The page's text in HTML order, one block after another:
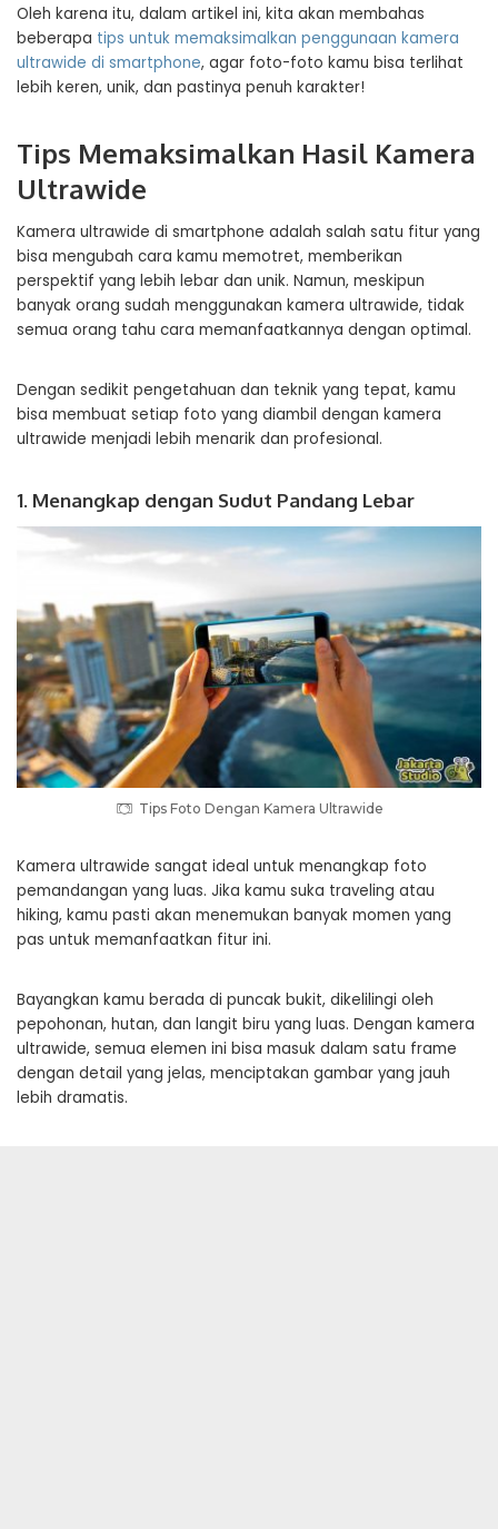
Oleh karena itu, dalam artikel ini, kita akan membahas
beberapa tips untuk memaksimalkan penggunaan kamera
ultrawide di smartphone, agar foto-foto kamu bisa terlihat
lebih keren, unik, dan pastinya penuh karakter!
Tips Memaksimalkan Hasil Kamera
Ultrawide
Kamera ultrawide di smartphone adalah salah satu fitur yang
bisa mengubah cara kamu memotret, memberikan
perspektif yang lebih lebar dan unik. Namun, meskipun
banyak orang sudah menggunakan kamera ultrawide, tidak
semua orang tahu cara memanfaatkannya dengan optimal.
Dengan sedikit pengetahuan dan teknik yang tepat, kamu
bisa membuat setiap foto yang diambil dengan kamera
ultrawide menjadi lebih menarik dan profesional.
1. Menangkap dengan Sudut Pandang Lebar
Tips Foto Dengan Kamera Ultrawide
Kamera ultrawide sangat ideal untuk menangkap foto
pemandangan yang luas. Jika kamu suka traveling atau
hiking, kamu pasti akan menemukan banyak momen yang
pas untuk memanfaatkan fitur ini.
Bayangkan kamu berada di puncak bukit, dikelilingi oleh
pepohonan, hutan, dan langit biru yang luas. Dengan kamera
ultrawide, semua elemen ini bisa masuk dalam satu frame
dengan detail yang jelas, menciptakan gambar yang jauh
lebih dramatis.